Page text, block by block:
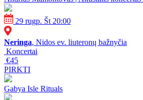
29 rugp. Št 20:00
Neringa, Nidos ev. liuteronų bažnyčia
Koncertai
€45
PIRKTI
Gabya Isle Rituals